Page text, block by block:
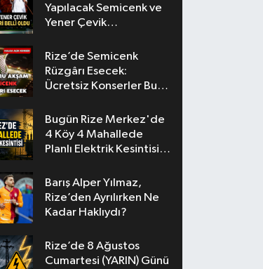
Yapılacak Semicenk ve
Yener Çevik
Belli Oldu
Rize’de Semicenk
Rüzgârı Esecek:
Ücretsiz Konserler Bu
Bugün Rize Merkez'de
4 Köy 4 Mahallede
Planlı Elektrik Kesintisi
Barış Alper Yılmaz,
Rize’den Ayrılırken Ne
Kadar Haklıydı?
Rize’de 8 Ağustos
Cumartesi (YARIN) Günü